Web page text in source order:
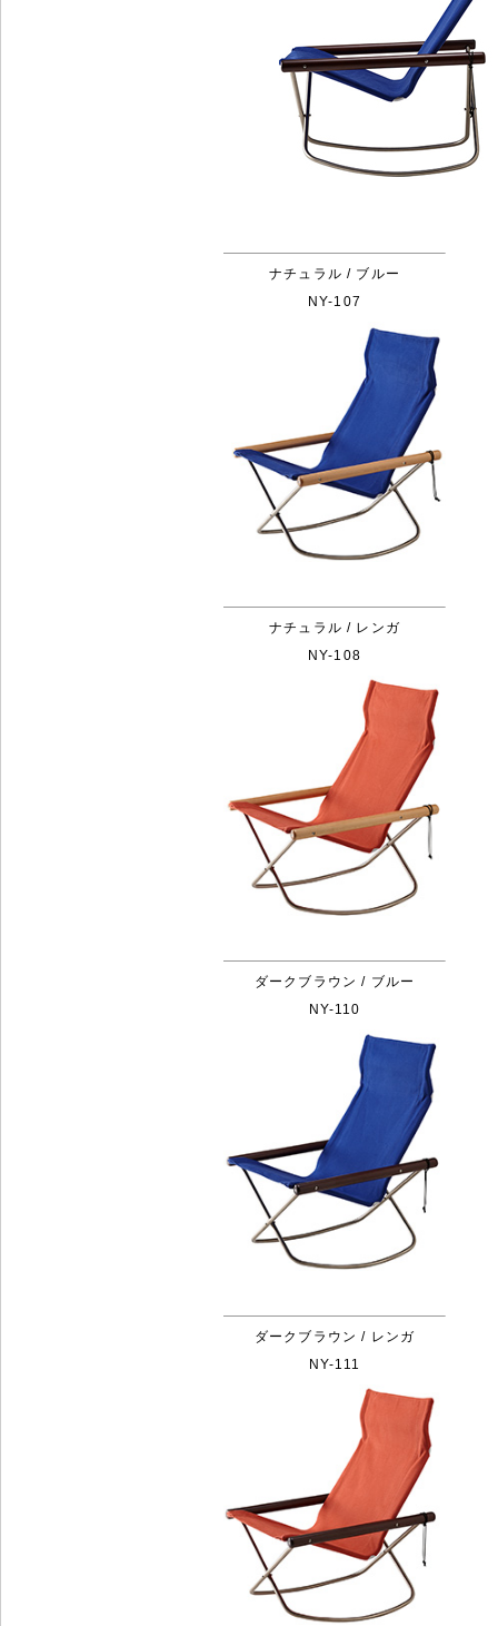
ナチュラル / ブルー
NY-107
ナチュラル / レンガ
NY-108
ダークブラウン / ブルー
NY-110
ダークブラウン / レンガ
NY-111